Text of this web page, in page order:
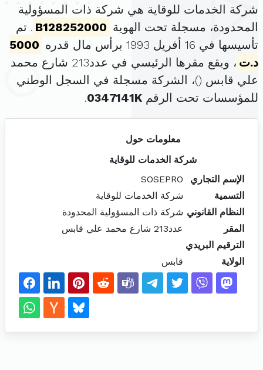
شركة الخدمات للوقاية هي شركة ذات المسؤولية
المحدودة، مسجلة تحت الهوية B128252000 . تم
تأسيسها في 16 أفريل 1993 برأس مال قدره
5000
د.ت
، ويقع مقرها الرئيسي في عدد213 شارع محمد
علي قابس ()، الشركة مسجلة في السجل الوطني
للمؤسسات تحت الرقم 0347141K
.
معلومات حول
شركة الخدمات للوقاية
الإسم التجاري
SOSEPRO
التسمية
شركة الخدمات للوقاية
النظام القانوني شركة ذات المسؤولية المحدودة
المقر
عدد213 شارع محمد علي قابس
الترقيم البريدي
الولاية
قابس